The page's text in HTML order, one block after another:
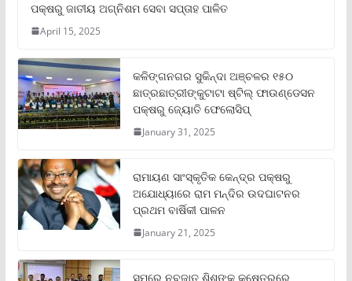
ପକ୍ଷରୁ ଜାତୀୟ ଅଗ୍ନିଶମ ସେବା ସପ୍ତାହ ପାଳିତ
April 15, 2025
କଳିଙ୍ଗନଗର ସୁକିନ୍ଦା ଅଞ୍ଚଳର ୧୫୦
ଛାତ୍ରଛାତ୍ରୀଙ୍କୁଟାଟା ଷ୍ଟିଲ୍ ଫାଉଣ୍ଡେସନ
ପକ୍ଷରୁ ଜ୍ୟୋତି ଫେଲୋସିପ୍‌
January 31, 2025
ରାମାୟଣ ସାଂସ୍କୃତିକ କେନ୍ଦ୍ର ପକ୍ଷରୁ
ଅଯୋଧ୍ୟାରେ ରାମ ମନ୍ଦିର ଉଦଘାଟନର
ପ୍ରଥମ ବାର୍ଷିକୀ ପାଳନ
January 21, 2025
ସମ୍‌ରେ ନବଜାତ ଶିଶୁଙ୍କ କ୍ଷେତ୍ରରେ